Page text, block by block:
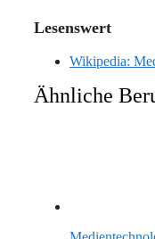
Lesenswert
Wikipedia:
Ähnliche